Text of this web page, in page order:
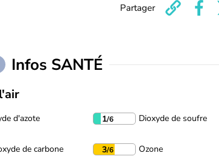
Partager
Infos SANTÉ
d'azote 1/6 Dioxyde de soufre
de carbone 3/6 Ozone